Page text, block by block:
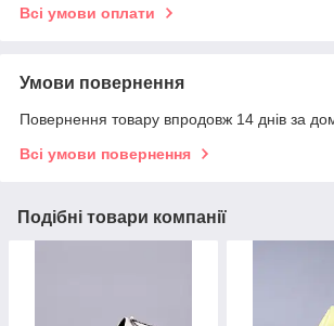
Всі умови оплати
Умови повернення
Повернення товару впродовж 14 днів за
Всі умови повернення
Подібні товари компанії